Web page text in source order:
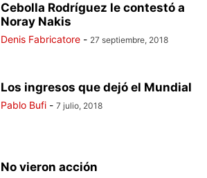
Cebolla Rodríguez le contestó a
Noray Nakis
Denis Fabricatore - 27 septiembre, 2018
Los ingresos que dejó el Mundial
Pablo Bufi - 7 julio, 2018
No vieron acción